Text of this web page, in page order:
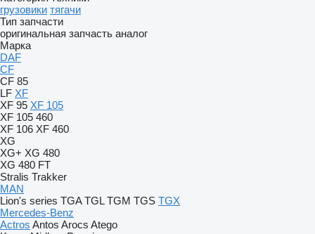
грузовики тягачи
Тип запчасти
оригинальная запчасть аналог
Марка
DAF
CF
CF 85
LF XF
XF 95 XF 105
XF 105 460
XF 106 XF 460
XG
XG+ XG 480
XG 480 FT
Stralis Trakker
MAN
Lion's series TGA TGL TGM TGS TGX
Mercedes-Benz
Actros Antos Arocs Atego